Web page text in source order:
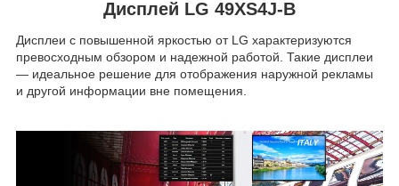
Дисплей LG 49XS4J-B
Дисплеи с повышенной яркостью от LG характеризуются
превосходным обзором и надежной работой. Такие дисплеи
— идеальное решение для отображения наружной рекламы
и другой информации вне помещения.